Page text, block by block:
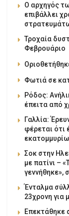
Ο αρχηγός
επιβάλλει
Τροχαία
Φεβρουάριο
Φωτιά σε
Ρόδος:
έπειτα από
Γαλλία:
φέρεται ότι
Σοκ στην
με πατίνι –
γεννήθηκε»,
Ένταλμα
23χρονη για
Επεκτάθηκε